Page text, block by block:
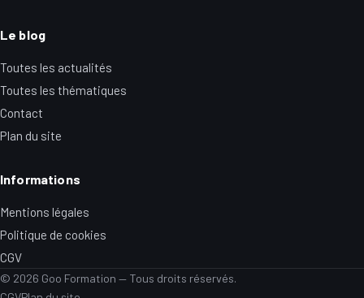
Le blog
Toutes les actualités
Toutes les thématiques
Contact
Plan du site
Informations
Mentions légales
Politique de cookies
CGV
© 2026 Goo Formation — Tous droits réservés.